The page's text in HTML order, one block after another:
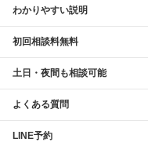
わかりやすい説明
初回相談料無料
土日・夜間も相談可能
よくある質問
LINE予約